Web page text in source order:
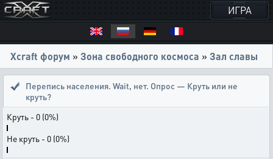
ИГРА
Xcraft форум » Зона свободного космоса » Зал славы
Перепись населения. Wait, нет. Опрос — Круть или не
круть?
Круть - 0 (0%)
Не круть - 0 (0%)